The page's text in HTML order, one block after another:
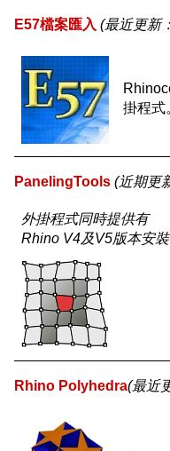
E57檔案匯入 (最近更新
掛程式
PanelingTools (近期更
外掛程式同時提供有
Rhino V4及V5版本安裝
Rhino Polyhedra(最近